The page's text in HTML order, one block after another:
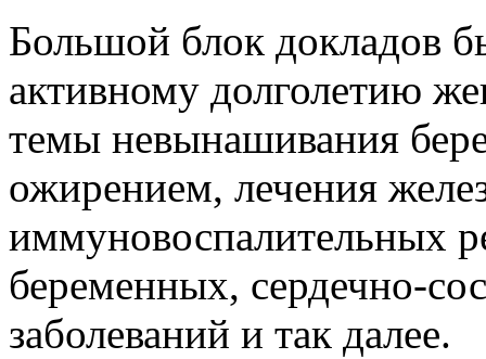
Большой блок докладов
активному долголетию
темы невынашивания
ожирением, лечения
иммуновоспалительных
беременных, сердечно-
заболеваний и так далее.